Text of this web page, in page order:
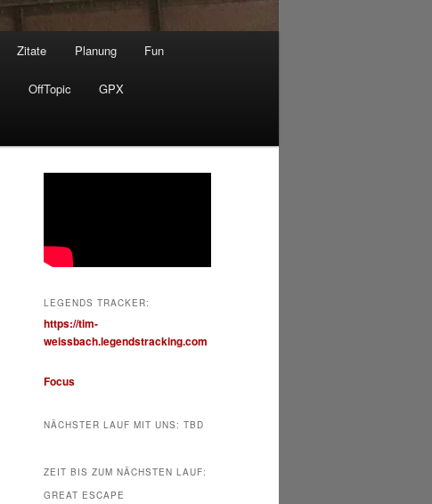
Zitate Planung Fun
OffTopic GPX
LEGENDS TRACKER:
https://tim-
weissbach.legendstracking.com
Focus
NÄCHSTER LAUF MIT UNS: TBD
ZEIT BIS ZUM NÄCHSTEN LAUF:
GREAT ESCAPE